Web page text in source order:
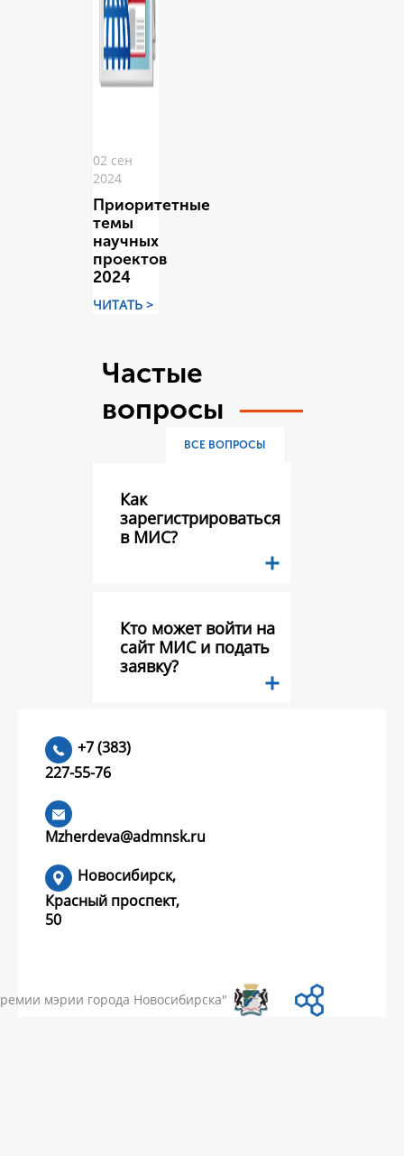
02 сен
2024
Приоритетные
темы
научных
проектов
2024
ЧИТАТЬ >
Частые
вопросы
ВСЕ ВОПРОСЫ
Как
зарегистрироваться
в МИС?
Кто может войти на
сайт МИС и подать
заявку?
Какие документы
+7 (383)
227-55-76
Mzherdeva@admnsk.ru
Новосибирск,
Красный проспект,
50
мэрии города Новосибирска"